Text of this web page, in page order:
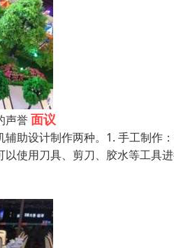
声誉面议
助设计制作两种。1. 手工制作
使用刀具、剪刀、胶水等工具